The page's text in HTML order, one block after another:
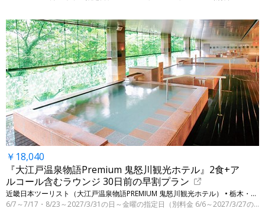
￥18,040
『大江戸温泉物語Premium 鬼怒川観光ホテル』2食+ア
ルコール含むラウンジ 30日前の早割プラン
近畿日本ツーリスト（大江戸温泉物語PREMIUM 鬼怒川観光ホテル） • 栃木・日光（鬼怒川温泉）
6/7～7/17・8/23～2027/3/31の日～金曜の指定日（別料金 6/6～2027/3/27の指定日）